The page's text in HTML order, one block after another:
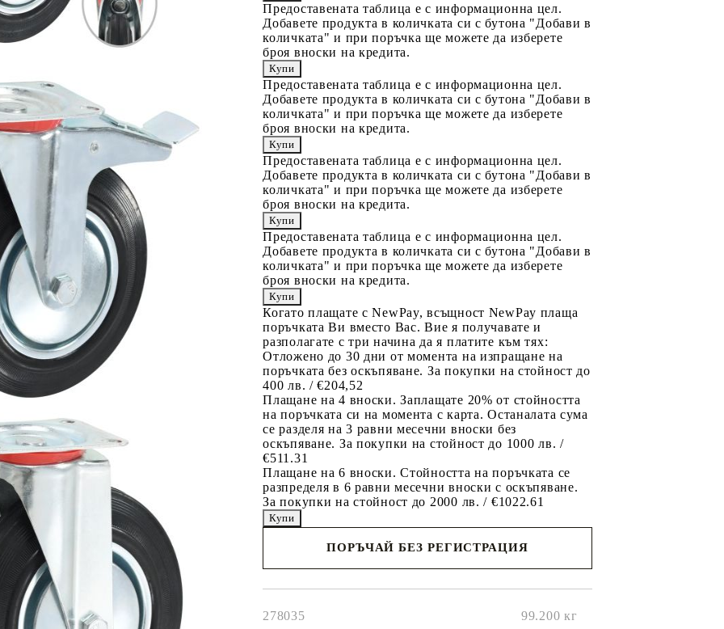
Предоставената таблица е с информационна цел.
Добавете продукта в количката си с бутона "Добави в
количката" и при поръчка ще можете да изберете
броя вноски на кредита.
Предоставената таблица е с информационна цел.
Добавете продукта в количката си с бутона "Добави в
количката" и при поръчка ще можете да изберете
броя вноски на кредита.
Предоставената таблица е с информационна цел.
Добавете продукта в количката си с бутона "Добави в
количката" и при поръчка ще можете да изберете
броя вноски на кредита.
Предоставената таблица е с информационна цел.
Добавете продукта в количката си с бутона "Добави в
количката" и при поръчка ще можете да изберете
броя вноски на кредита.
Когато плащате с NewPay, всъщност NewPay плаща
поръчката Ви вместо Вас. Вие я получавате и
разполагате с три начина да я платите към тях:
Отложено до 30 дни от момента на изпращане на
поръчката без оскъпяване. За покупки на стойност до
400 лв. / €204,52
Плащане на 4 вноски. Заплащате 20% от стойността
на поръчката си на момента с карта. Останалата сума
се разделя на 3 равни месечни вноски без
оскъпяване. За покупки на стойност до 1000 лв. /
€511.31
Плащане на 6 вноски. Стойността на поръчката се
разпределя в 6 равни месечни вноски с оскъпяване.
За покупки на стойност до 2000 лв. / €1022.61
ПОРЪЧАЙ БЕЗ РЕГИСТРАЦИЯ
278035 99.200 кг